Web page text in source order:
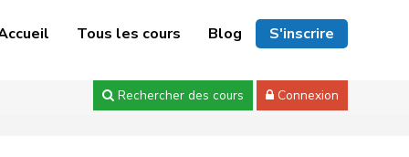
Tous les cours Blog S'inscrire
Rechercher des cours Connexion